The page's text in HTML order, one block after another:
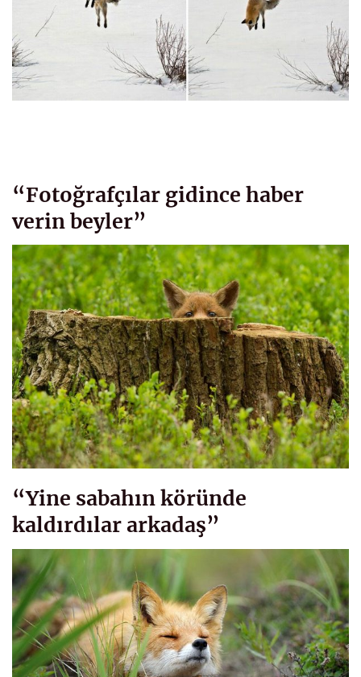
“Fotoğrafçılar gidince haber
verin beyler”
“Yine sabahın köründe
kaldırdılar arkadaş”